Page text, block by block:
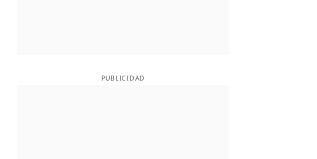
PUBLICIDAD